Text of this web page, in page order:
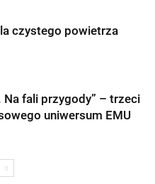
czystego powietrza
Na fali przygody” – trzeci
uniwersum EMU